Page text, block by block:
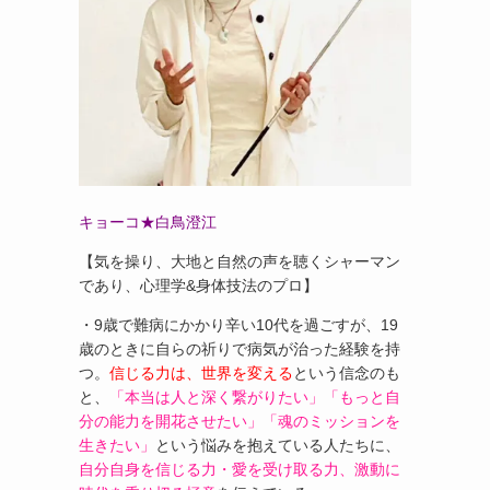
キョーコ★白鳥澄江
【気を操り、大地と自然の声を聴くシャーマン
であり、心理学&身体技法のプロ】
・9歳で難病にかかり辛い10代を過ごすが、19
歳のときに自らの祈りで病気が治った経験を持
つ。 信じる力は、世界を変えるという信念のも
と、
「本当は人と深く繋がりたい」「もっと自
分の能力を開花させたい」「魂のミッションを
生きたい」
という悩みを抱えている人たちに、
自分自身を信じる力・愛を受け取る力、激動に